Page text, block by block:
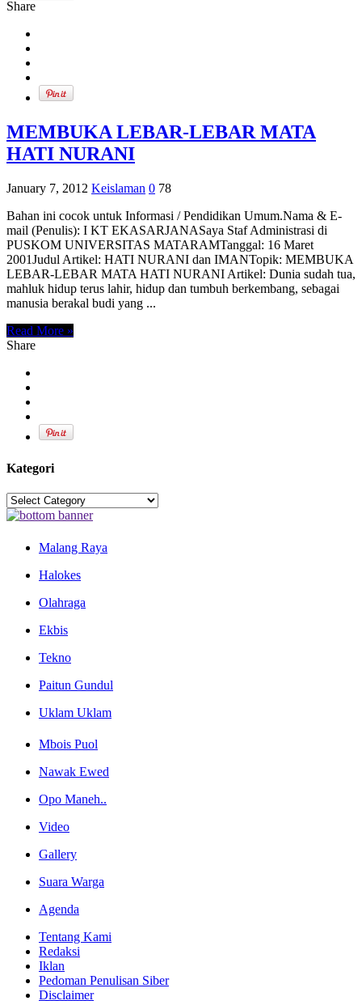
Share
MEMBUKA LEBAR-LEBAR MATA
HATI NURANI
January 7, 2012 Keislaman 0 78
Bahan ini cocok untuk Informasi / Pendidikan Umum.Nama & E-
mail (Penulis): I KT EKASARJANASaya Staf Administrasi di
PUSKOM UNIVERSITAS MATARAMTanggal: 16 Maret
2001Judul Artikel: HATI NURANI dan IMANTopik: MEMBUKA
LEBAR-LEBAR MATA HATI NURANI Artikel: Dunia sudah tua,
mahluk hidup terus lahir, hidup dan tumbuh berkembang, sebagai
manusia berakal budi yang ...
Read More »
Share
Kategori
Kategori
Malang Raya
Halokes
Olahraga
Ekbis
Tekno
Paitun Gundul
Uklam Uklam
Mbois Puol
Nawak Ewed
Opo Maneh..
Video
Gallery
Suara Warga
Agenda
Tentang Kami
Redaksi
Iklan
Pedoman Penulisan Siber
Disclaimer